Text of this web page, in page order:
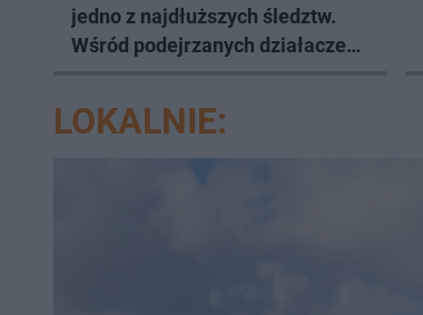
jedno z najdłuższych śledztw.
Wśród podejrzanych działacze
LOKALNIE: